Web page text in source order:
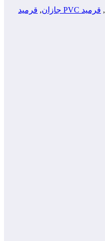
, قرميد PVC جازان , قرميد